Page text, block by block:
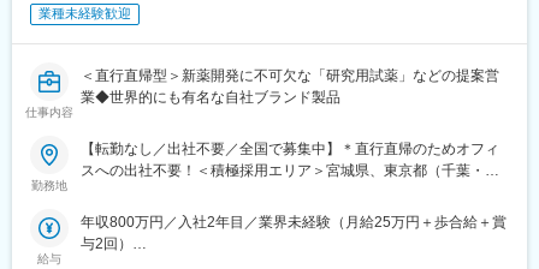
独自技術を用いた施術や、食事・生活習慣・メンタルケアを組み
■カウンセリング業務
頭皮チェックや生活習慣のヒアリングを通じて最適なプランをご
【研修・キャリアステップ】
入社後は2週間の技術研修からスタート。店舗でのOJTやカウンセ
す。
業種未経験歓迎
仕事内容
＜直行直帰型＞新薬開発に不可欠な「研究用試薬」などの提案営
業◆世界的にも有名な自社ブランド製品
勤務地
【転勤なし／出社不要／全国で募集中】＊直行直帰のためオフィ
スへの出社不要！＜積極採用エリア＞宮城県、東京都（千葉・埼
給与
年収800万円／入社2年目／業界未経験（月給25万円＋歩合給＋賞
与2回）